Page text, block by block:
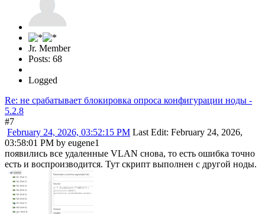
Jr. Member
Posts: 68
Logged
Re: не срабатывает блокировка опроса конфигурации ноды -
5.2.8
#7
February 24, 2026, 03:52:15 PM Last Edit: February 24, 2026,
03:58:01 PM by eugene1
появились все удаленные VLAN снова, то есть ошибка точно
есть и воспроизводится. Тут скрипт выполнен с другой ноды.